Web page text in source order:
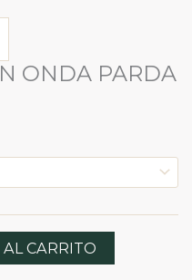
ONDA PARDA
CARRITO